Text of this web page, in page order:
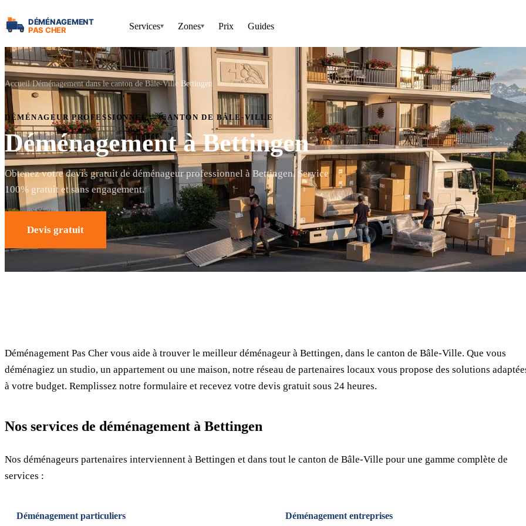
Services▾ Zones▾ Prix Guides
Accueil Déménagement dans le canton de Bâle-Ville Bettingen
DÉMÉNAGEUR PROFESSIONNEL — CANTON DE BÂLE-VILLE
Déménagement à Bettingen
Obtenez votre devis gratuit de déménageur professionnel à Bettingen. Service
100% gratuit et sans engagement.
Devis gratuit
Déménagement Pas Cher vous aide à trouver le meilleur déménageur à Bettingen, dans le canton de Bâle-Ville. Que vous
déménagiez un studio, un appartement ou une maison, notre réseau de partenaires locaux vous propose des solutions
à votre budget. Remplissez notre formulaire et recevez votre devis gratuit sous 24 heures.
Nos services de déménagement à Bettingen
Nos déménageurs partenaires interviennent à Bettingen et dans tout le canton de Bâle-Ville pour une gamme complète de
services :
Déménagement particuliers Déménagement entreprises